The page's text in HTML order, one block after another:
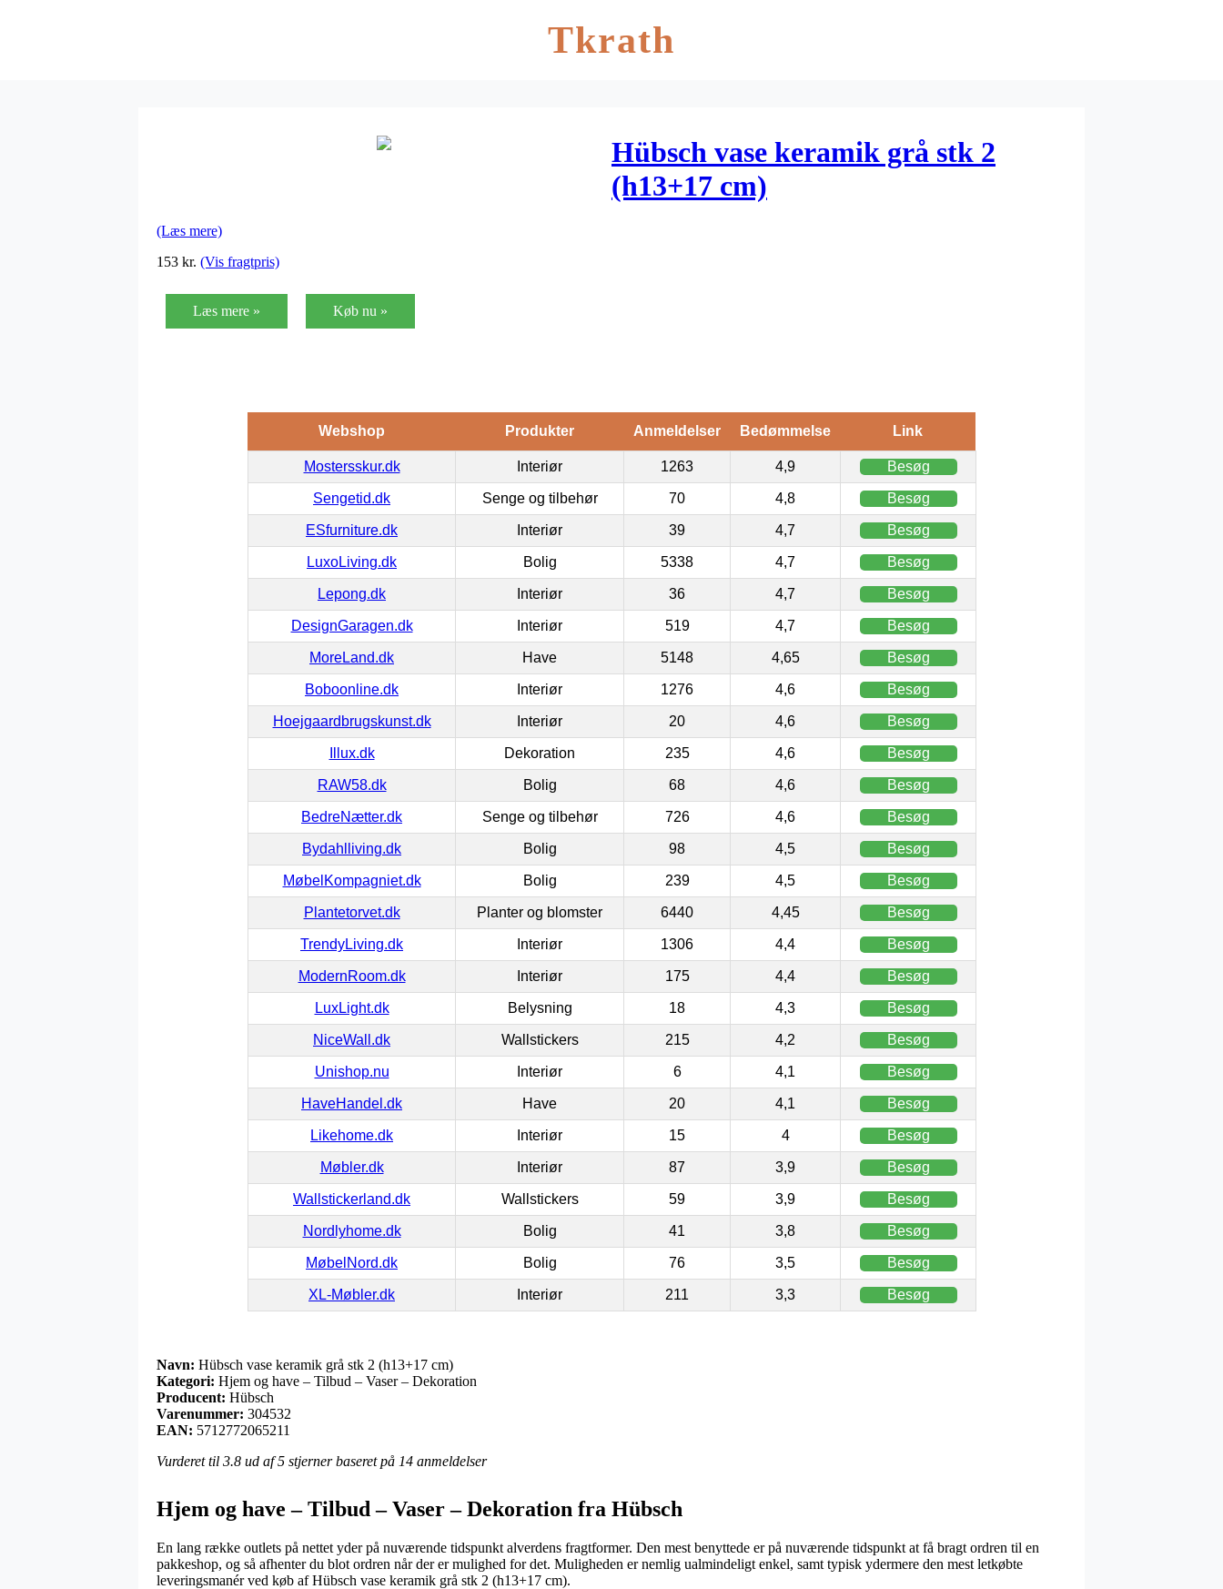
Tkrath
Hübsch vase keramik grå stk 2
(h13+17 cm)
(Læs mere)
153 kr. (Vis fragtpris)
Læs mere » Køb nu »
Webshop Produkter Anmeldelser Bedømmelse Link
Mostersskur.dk Interiør 1263 4,9 Besøg
Sengetid.dk Senge og tilbehør 70 4,8 Besøg
ESfurniture.dk Interiør 39 4,7 Besøg
LuxoLiving.dk Bolig 5338 4,7 Besøg
Lepong.dk Interiør 36 4,7 Besøg
DesignGaragen.dk Interiør 519 4,7 Besøg
MoreLand.dk Have 5148 4,65 Besøg
Boboonline.dk Interiør 1276 4,6 Besøg
Hoejgaardbrugskunst.dk Interiør 20 4,6 Besøg
Illux.dk Dekoration 235 4,6 Besøg
RAW58.dk Bolig 68 4,6 Besøg
BedreNætter.dk Senge og tilbehør 726 4,6 Besøg
Bydahlliving.dk Bolig 98 4,5 Besøg
MøbelKompagniet.dk Bolig 239 4,5 Besøg
Plantetorvet.dk Planter og blomster 6440 4,45 Besøg
TrendyLiving.dk Interiør 1306 4,4 Besøg
ModernRoom.dk Interiør 175 4,4 Besøg
LuxLight.dk Belysning 18 4,3 Besøg
NiceWall.dk Wallstickers 215 4,2 Besøg
Unishop.nu Interiør 6 4,1 Besøg
HaveHandel.dk Have 20 4,1 Besøg
Likehome.dk Interiør 15 4 Besøg
Møbler.dk Interiør 87 3,9 Besøg
Wallstickerland.dk Wallstickers 59 3,9 Besøg
Nordlyhome.dk Bolig 41 3,8 Besøg
MøbelNord.dk Bolig 76 3,5 Besøg
XL-Møbler.dk Interiør 211 3,3 Besøg
Navn: Hübsch vase keramik grå stk 2 (h13+17 cm)
Kategori: Hjem og have – Tilbud – Vaser – Dekoration
Producent: Hübsch
Varenummer: 304532
EAN: 5712772065211
Vurderet til 3.8 ud af 5 stjerner baseret på 14 anmeldelser
Hjem og have – Tilbud – Vaser – Dekoration fra Hübsch
En lang række outlets på nettet yder på nuværende tidspunkt alverdens fragtformer. Den mest benyttede er på nuværende tidspunkt at få bragt ordren til en
pakkeshop, og så afhenter du blot ordren når der er mulighed for det. Muligheden er nemlig ualmindeligt enkel, samt typisk ydermere den mest letkøbte
leveringsmanér ved køb af Hübsch vase keramik grå stk 2 (h13+17 cm).